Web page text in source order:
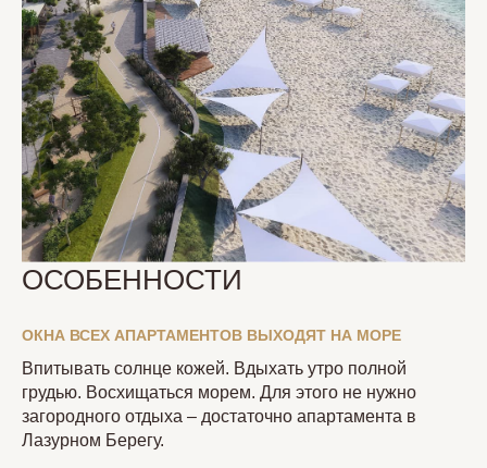
ОСОБЕННОСТИ
ОКНА ВСЕХ АПАРТАМЕНТОВ ВЫХОДЯТ НА МОРЕ
Впитывать солнце кожей. Вдыхать утро полной
грудью. Восхищаться морем. Для этого не нужно
загородного отдыха – достаточно апартамента в
Лазурном Берегу.